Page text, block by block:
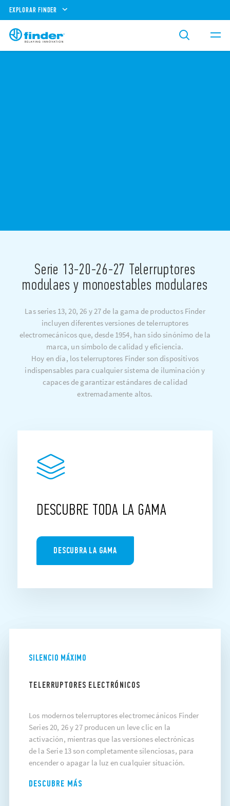
EXPLORAR FINDER
Serie 13-20-26-27 Telerruptores
modulaes y monoestables modulares
Las series 13, 20, 26 y 27 de la gama de productos Finder
incluyen diferentes versiones de telerruptores
electromecánicos que, desde 1954, han sido sinónimo de la
marca, un símbolo de calidad y eficiencia.
Hoy en día, los telerruptores Finder son dispositivos
indispensables para cualquier sistema de iluminación y
capaces de garantizar estándares de calidad
extremadamente altos.
DESCUBRE TODA LA GAMA
DESCUBRA LA GAMA
SILENCIO MÁXIMO
TELERRUPTORES ELECTRÓNICOS
Los modernos telerruptores electromecánicos Finder
Series 20, 26 y 27 producen un leve clic en la
activación, mientras que las versiones electrónicas
de la Serie 13 son completamente silenciosas, para
encender o apagar la luz en cualquier situación.
DESCUBRE MÁS